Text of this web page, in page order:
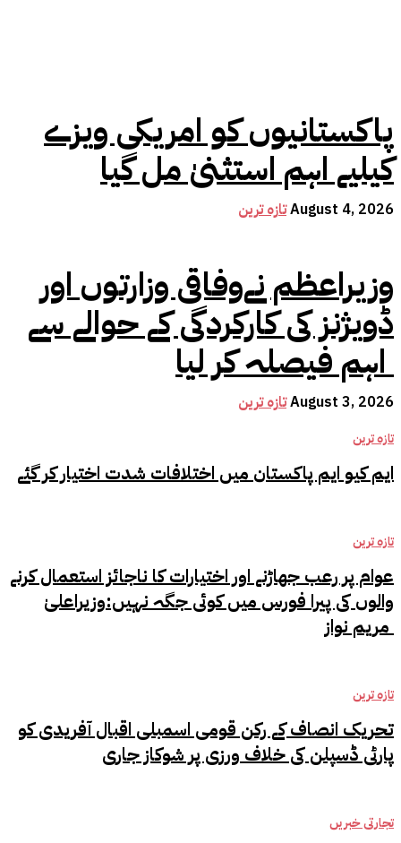
پاکستانیوں کو امریکی ویزے
کیلیے اہم استثنیٰ مل گیا
تازہ ترینAugust 4, 2026
وزیراعظم نےوفاقی وزارتوں اور
ڈویژنز کی کارکردگی کے حوالے سے
اہم فیصلہ کر لیا
تازہ ترینAugust 3, 2026
تازہ ترین
ایم کیو ایم پاکستان میں اختلافات شدت اختیار کر گئے
تازہ ترین
عوام پر رعب جھاڑنے اور اختیارات کا ناجائز استعمال کرنے
والوں کی پیرا فورس میں کوئی جگہ نہیں:وزیراعلیٰ
مریم نواز
تازہ ترین
تحریک انصاف کے رکن قومی اسمبلی اقبال آفریدی کو
پارٹی ڈسپلن کی خلاف ورزی پر شوکاز جاری
تجارتی خبریں